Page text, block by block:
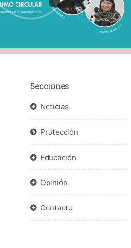
Secciones
Noticias
Protección
Educación
Opinión
Contacto